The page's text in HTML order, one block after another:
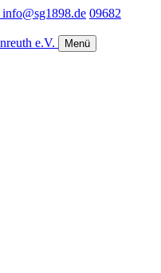
info@sg1898.de 09682
Menü